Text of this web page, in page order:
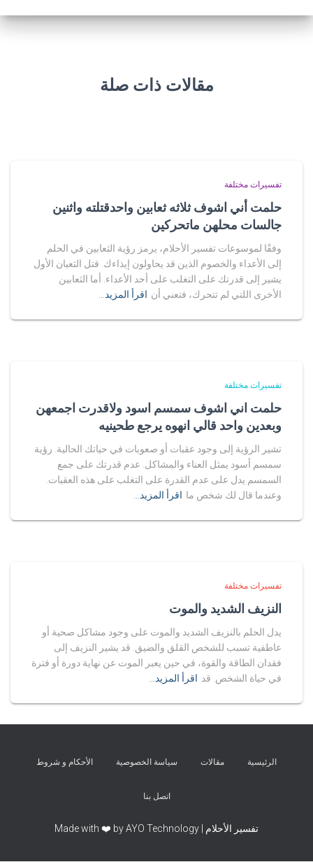
مقالات ذات صلة
تفسيرات مختلفة
حلمت أني اشوف ثلاثه ثعابين واحدقتلته واثنين
جالسات محلهن ماتحركين
وفقًا لموسوعات تفسير الأحلام، يرمز رؤية الثعابين في الحلم
إلى الأعداء والخصوم الذين قد يحاولون إيذاءك. قتل الثعبان الأول
يشير إلى قدرتك على التغلب على أحد الأعداء. أما الثعابين
الأخرى اللتي لم تتحرك، فتعني أن اقرأ المزيد…
تفسيرات مختلفة
حلمت اني اشوف سمسم اسود ولاقدرت اجمعهن
وبعدين واحد قالي انهوه يرجع طحينيه
تشير الرؤية إلى وجود عقبات أو صعوبات في حياتك الحالية. رؤية
سمسم أسود يمثل العناء والمشاكل. عدم قدرتك على جمع
السمسم يدل على عدم القدرة على التغلب على هذه العقبات.
وعندما قال لك شخص ما اقرأ المزيد…
تفسيرات مختلفة
النزيف الشديد والموت
يدل الحلم بالنزيف الشديد والموت على وجود مشاكل صحية أو
عاطفية تسبب للشخص القلق والضيق. قد يشير النزيف إلى
فقدان الطاقة والقوة، في حين يعبر الموت عن نهاية دورة أو فترة
في حياة الشخص. قد اقرأ المزيد…
الرئيسية مقالات سياسة الخصوصية الأحكام و شروط
اتصل بنا
تفسير الأحلام | Made with ❤️ by AYO Technology